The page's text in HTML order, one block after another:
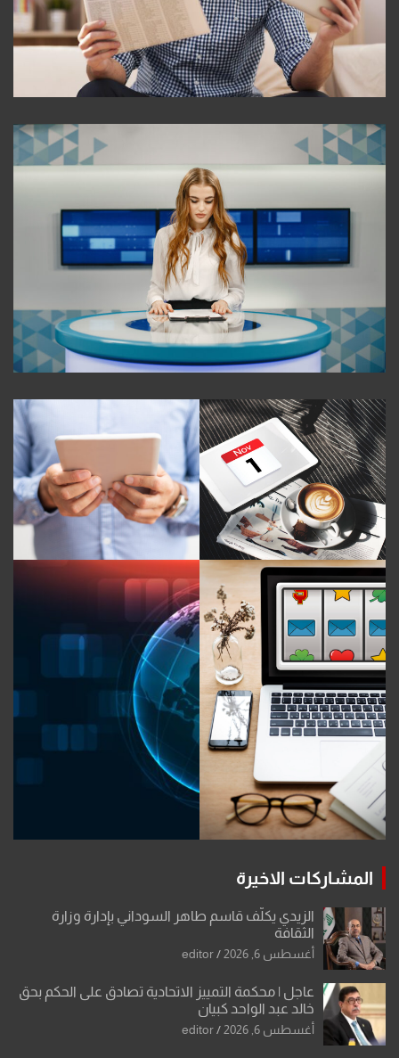
المشاركات الاخيرة
الزيدي يكلّف قاسم طاهر السوداني بإدارة وزارة
الثقافة
أغسطس 6, 2026 editor
عاجل | محكمة التمييز الاتحادية تصادق على الحكم بحق
خالد عبد الواحد كبيان
أغسطس 6, 2026 editor